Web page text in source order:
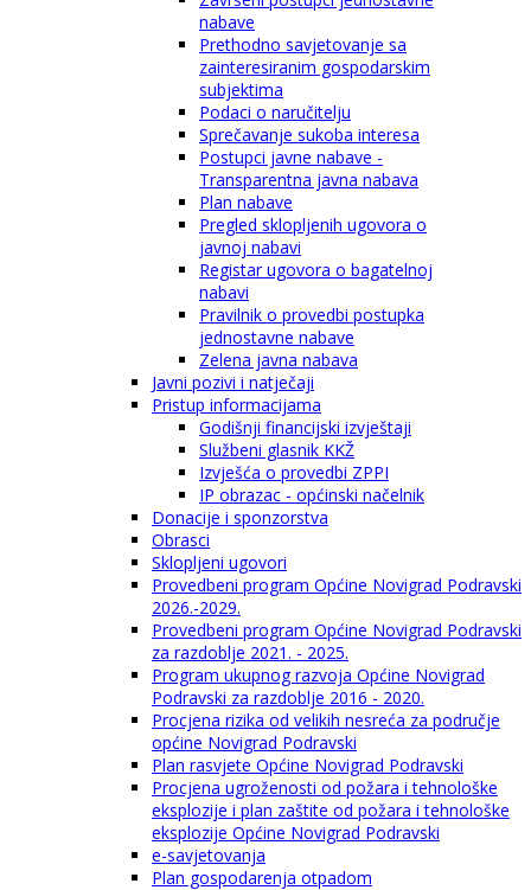
nabave
Prethodno savjetovanje sa
zainteresiranim gospodarskim
subjektima
Podaci o naručitelju
Sprečavanje sukoba interesa
Postupci javne nabave -
Transparentna javna nabava
Plan nabave
Pregled sklopljenih ugovora o
javnoj nabavi
Registar ugovora o bagatelnoj
nabavi
Pravilnik o provedbi postupka
jednostavne nabave
Zelena javna nabava
Javni pozivi i natječaji
Pristup informacijama
Godišnji financijski izvještaji
Službeni glasnik KKŽ
Izvješća o provedbi ZPPI
IP obrazac - općinski načelnik
Donacije i sponzorstva
Obrasci
Sklopljeni ugovori
Provedbeni program Općine Novigrad Podravski
2026.-2029.
Provedbeni program Općine Novigrad Podravski
za razdoblje 2021. - 2025.
Program ukupnog razvoja Općine Novigrad
Podravski za razdoblje 2016 - 2020.
Procjena rizika od velikih nesreća za područje
općine Novigrad Podravski
Plan rasvjete Općine Novigrad Podravski
Procjena ugroženosti od požara i tehnološke
eksplozije i plan zaštite od požara i tehnološke
eksplozije Općine Novigrad Podravski
e-savjetovanja
Plan gospodarenja otpadom